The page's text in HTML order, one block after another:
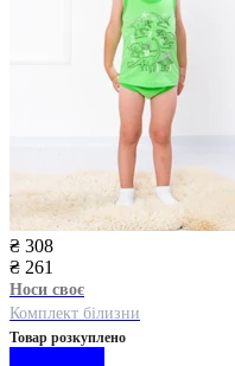
₴ 308
₴ 261
Носи своє
Комплект білизни
Товар розкуплено